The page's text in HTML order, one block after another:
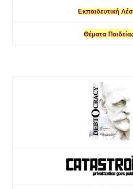
Εκπαιδευτική
Θέματα